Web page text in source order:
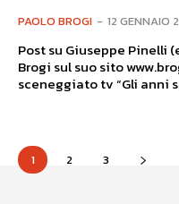
PAOLO BROGI - 12 GENNAIO
Post su Giuseppe Pinelli
Brogi sul suo sito
sceneggiato tv “Gli anni
1 2 3